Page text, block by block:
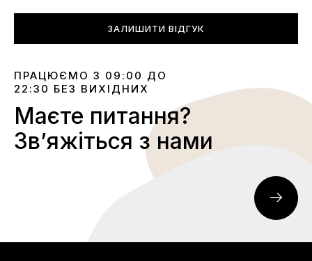
ЗАЛИШИТИ ВІДГУК
ПРАЦЮЄМО З 09:00 ДО
22:30 БЕЗ ВИХІДНИХ
Маєте питання?
Звʼяжіться з нами